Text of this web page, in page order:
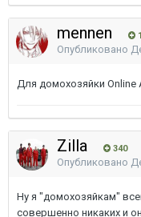
mennen
Опубликовано
Для домохозяйки Online
Zilla 340
Опубликовано
Ну я "домохозяйкам"
совершенно никаких и